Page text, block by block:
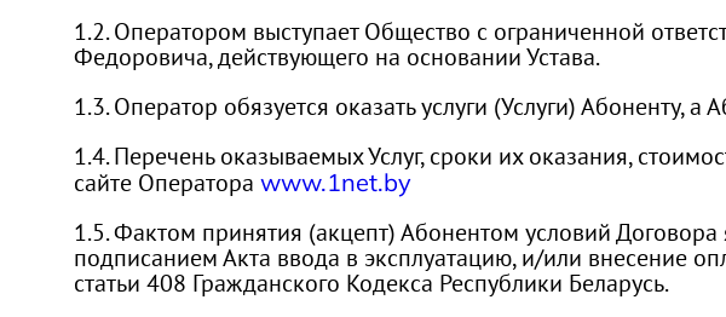
1.2. Оператором выступает Общество с ограниченной
Федоровича, действующего на основании Устава.
1.3. Оператор обязуется оказать услуги (Услуги) Абоненту, а
1.4. Перечень оказываемых Услуг, сроки их оказания,
сайте Оператора www.1net.by
1.5. Фактом принятия (акцепт) Абонентом условий
подписанием Акта ввода в эксплуатацию, и/или внесение
статьи 408 Гражданского Кодекса Республики Беларусь.